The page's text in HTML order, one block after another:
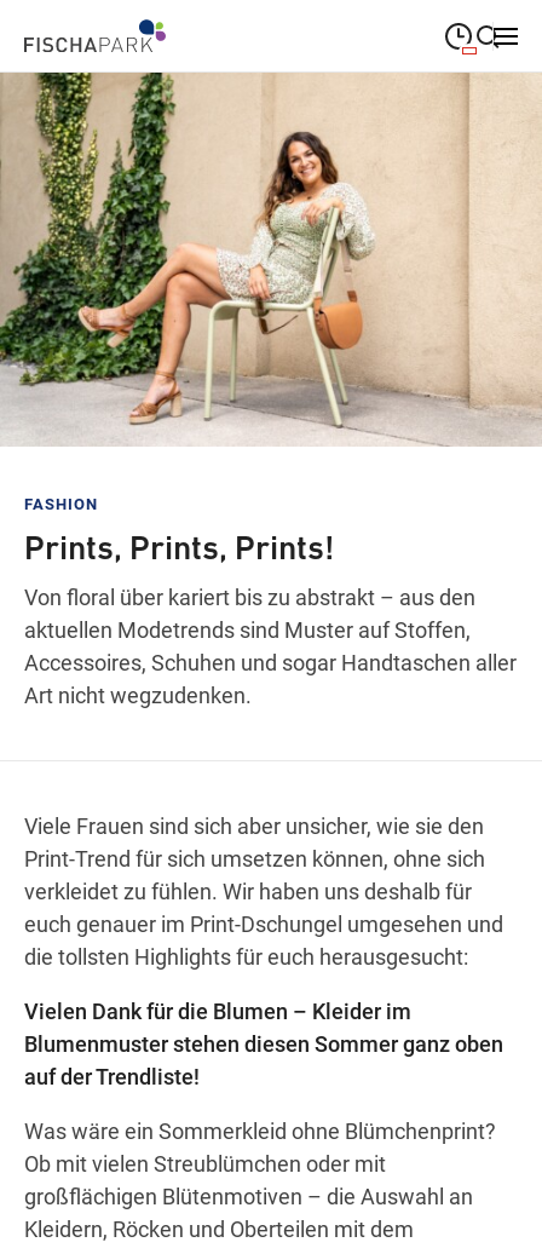
Montag
MONTAG
Dienstag
DIENSTAG
Mittwoch
MITTWOCH
Donnerstag
DONNERSTAG
Freitag
FREITAG
SAMSTAG 09:00 — 18:00
Wegbeschreibung
FASHION
Prints, Prints, Prints!
Von floral über kariert bis zu abstrakt – aus den
aktuellen Modetrends sind Muster auf Stoffen,
Accessoires, Schuhen und sogar Handtaschen aller
Art nicht wegzudenken.
Viele Frauen sind sich aber unsicher, wie sie den
Print-Trend für sich umsetzen können, ohne sich
verkleidet zu fühlen. Wir haben uns deshalb für
euch genauer im Print-Dschungel umgesehen und
die tollsten Highlights für euch herausgesucht:
Vielen Dank für die Blumen – Kleider im
Blumenmuster stehen diesen Sommer ganz oben
auf der Trendliste!
Was wäre ein Sommerkleid ohne Blümchenprint?
Ob mit vielen Streublümchen oder mit
großflächigen Blütenmotiven – die Auswahl an
Kleidern, Röcken und Oberteilen mit dem